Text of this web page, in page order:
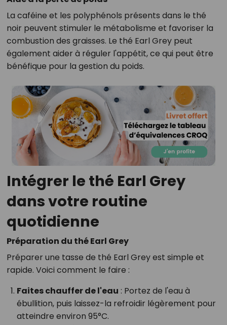
La caféine et les polyphénols présents dans le thé
noir peuvent stimuler le métabolisme et favoriser la
combustion des graisses. Le thé Earl Grey peut
également aider à réguler l'appétit, ce qui peut être
bénéfique pour la gestion du poids.
Intégrer le thé Earl Grey
dans votre routine
quotidienne
Préparation du thé Earl Grey
Préparer une tasse de thé Earl Grey est simple et
rapide. Voici comment le faire :
Faites chauffer de l'eau : Portez de l'eau à
ébullition, puis laissez-la refroidir légèrement pour
atteindre environ 95°C.